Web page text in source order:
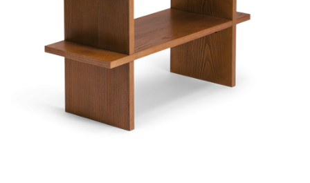
Précommande disponible